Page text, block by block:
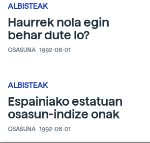
ALBISTEAK
Haurrek nola egin
behar dute lo?
OSASUNA 1992-06-01
ALBISTEAK
Espainiako estatuan
osasun-indize onak
OSASUNA 1992-06-01